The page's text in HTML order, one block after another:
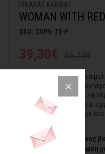
ΠΙΝΑΚΑΣ ΚΑΜΒΑΣ
WOMAN WITH
SKU: CVPS-73-P
39,30€
H "Γυναίκα με τα κόκκινα
τον κορυφαίο Ιταλό
τελευταία έκθεση της
να κοστίζουν μερικά
προσωπικό σας χώρο με
100% πιστοποιημένος
Οικολογική εκτύπωση